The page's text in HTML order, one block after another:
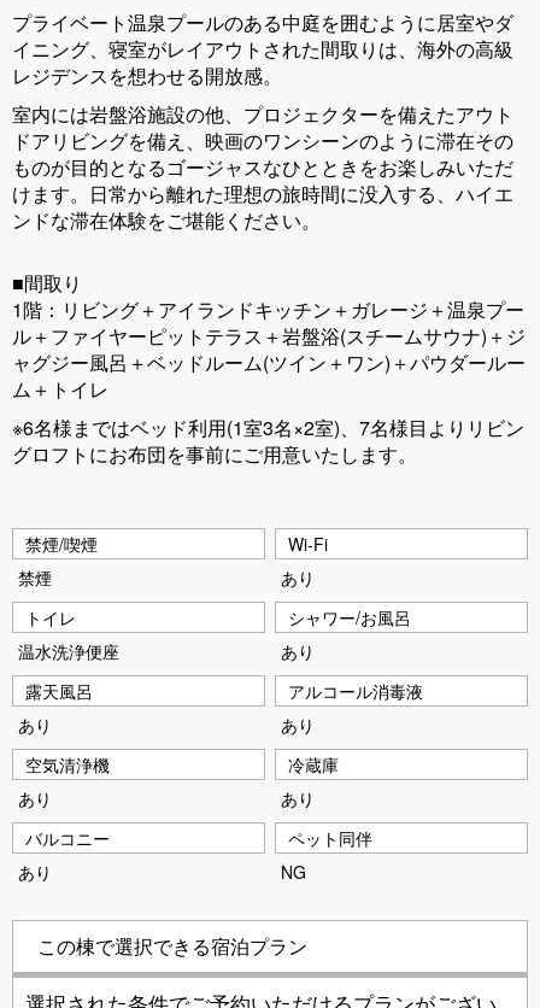
プライベート温泉プールのある中庭を囲むように居室やダ
イニング、寝室がレイアウトされた間取りは、海外の高級
レジデンスを想わせる開放感。
室内には岩盤浴施設の他、プロジェクターを備えたアウト
ドアリビングを備え、映画のワンシーンのように滞在その
ものが目的となるゴージャスなひとときをお楽しみいただ
けます。日常から離れた理想の旅時間に没入する、ハイエ
ンドな滞在体験をご堪能ください。
■間取り
1階：リビング＋アイランドキッチン＋ガレージ＋温泉プー
ル＋ファイヤーピットテラス＋岩盤浴(スチームサウナ)＋ジ
ャグジー風呂＋ベッドルーム(ツイン＋ワン)＋パウダールー
ム＋トイレ
※6名様まではベッド利用(1室3名×2室)、7名様目よりリビン
グロフトにお布団を事前にご用意いたします。
禁煙/喫煙
禁煙
Wi-Fi
あり
トイレ
温水洗浄便座
シャワー/お風呂
あり
露天風呂
あり
アルコール消毒液
あり
空気清浄機
あり
冷蔵庫
あり
バルコニー
あり
ペット同伴
NG
この棟で選択できる宿泊プラン